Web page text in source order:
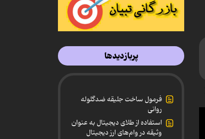
پربازدیدها
فرمول ساخت جلیقه ضدگلوله
روانی
استفاده از طلای دیجیتال به عنوان
وثیقه در وام‌های ارز دیجیتال